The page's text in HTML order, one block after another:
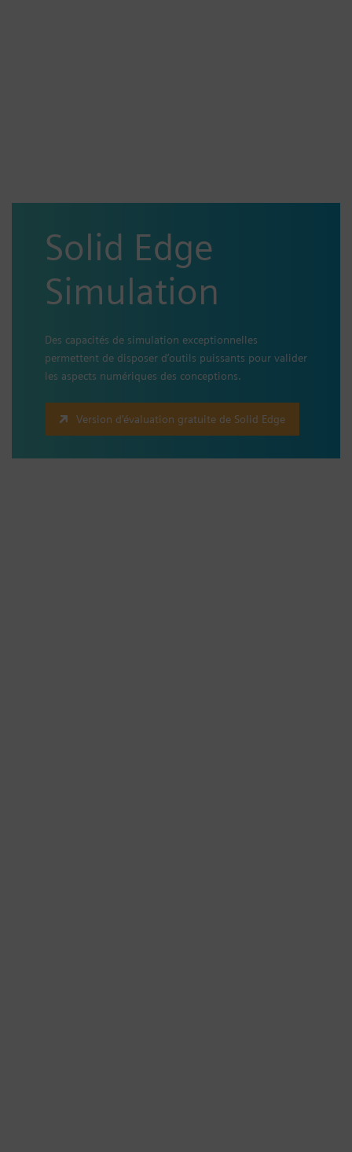
Solid Edge
Simulation
Des capacités de simulation exceptionnelles
permettent de disposer d’outils puissants pour valider
les aspects numériques des conceptions.
Version d’évaluation gratuite de Solid Edge